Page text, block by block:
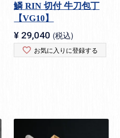
鱗 RIN 切付 牛刀包丁
【VG10】
¥ 29,040 税込
お気に入りに登録する